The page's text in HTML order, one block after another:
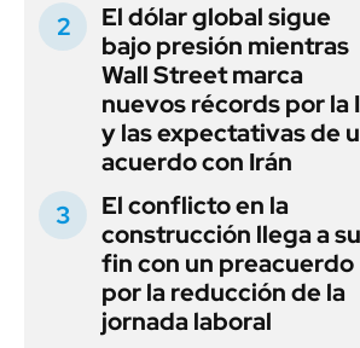
El dólar global sigue
bajo presión mientras
Wall Street marca
nuevos récords por la
y las expectativas de
acuerdo con Irán
El conflicto en la
construcción llega a su
fin con un preacuerdo
por la reducción de la
jornada laboral